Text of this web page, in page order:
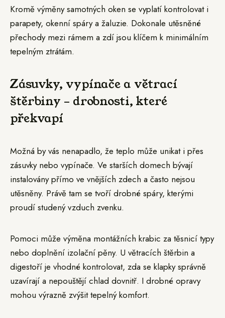
Kromě výměny samotných oken se vyplatí kontrolovat i
parapety, okenní spáry a žaluzie. Dokonale utěsněné
přechody mezi rámem a zdí jsou klíčem k minimálním
tepelným ztrátám.
Zásuvky, vypínače a větrací
štěrbiny – drobnosti, které
překvapí
Možná by vás nenapadlo, že teplo může unikat i přes
zásuvky nebo vypínače. Ve starších domech bývají
instalovány přímo ve vnějších zdech a často nejsou
utěsněny. Právě tam se tvoří drobné spáry, kterými
proudí studený vzduch zvenku.
Pomoci může výměna montážních krabic za těsnicí typy
nebo doplnění izolační pěny. U větracích štěrbin a
digestoří je vhodné kontrolovat, zda se klapky správně
uzavírají a nepouštějí chlad dovnitř. I drobné opravy
mohou výrazně zvýšit tepelný komfort.